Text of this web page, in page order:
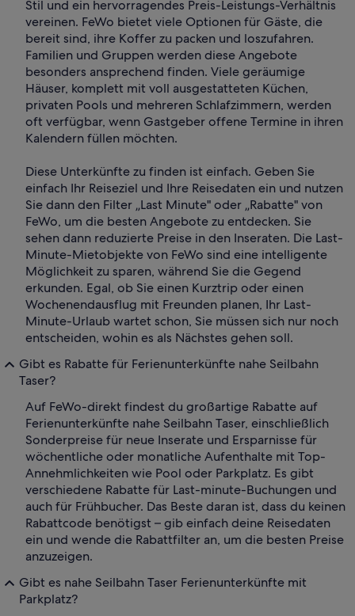
Stil und ein hervorragendes Preis-Leistungs-Verhältnis
vereinen. FeWo bietet viele Optionen für Gäste, die
bereit sind, ihre Koffer zu packen und loszufahren.
Familien und Gruppen werden diese Angebote
besonders ansprechend finden. Viele geräumige
Häuser, komplett mit voll ausgestatteten Küchen,
privaten Pools und mehreren Schlafzimmern, werden
oft verfügbar, wenn Gastgeber offene Termine in ihren
Kalendern füllen möchten.
Diese Unterkünfte zu finden ist einfach. Geben Sie
einfach Ihr Reiseziel und Ihre Reisedaten ein und nutzen
Sie dann den Filter „Last Minute" oder „Rabatte" von
FeWo, um die besten Angebote zu entdecken. Sie
sehen dann reduzierte Preise in den Inseraten. Die Last-
Minute-Mietobjekte von FeWo sind eine intelligente
Möglichkeit zu sparen, während Sie die Gegend
erkunden. Egal, ob Sie einen Kurztrip oder einen
Wochenendausflug mit Freunden planen, Ihr Last-
Minute-Urlaub wartet schon, Sie müssen sich nur noch
entscheiden, wohin es als Nächstes gehen soll.
Gibt es Rabatte für Ferienunterkünfte nahe Seilbahn
Taser?
Auf FeWo-direkt findest du großartige Rabatte auf
Ferienunterkünfte nahe Seilbahn Taser, einschließlich
Sonderpreise für neue Inserate und Ersparnisse für
wöchentliche oder monatliche Aufenthalte mit Top-
Annehmlichkeiten wie Pool oder Parkplatz. Es gibt
verschiedene Rabatte für Last-minute-Buchungen und
auch für Frühbucher. Das Beste daran ist, dass du keinen
Rabattcode benötigst – gib einfach deine Reisedaten
ein und wende die Rabattfilter an, um die besten Preise
anzuzeigen.
Gibt es nahe Seilbahn Taser Ferienunterkünfte mit
Parkplatz?